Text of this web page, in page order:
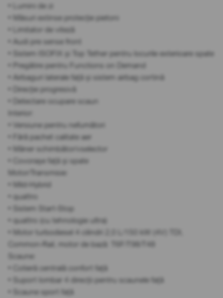
• Lumini de zi
• Măsuri extinse protecție pietoni
• Limitator de viteză
• Audi pre sense front
• Sistem ISOFIX și Top Tether pentru locurile exterioare spate
• Pregătire pentru Functions on Demand
• Airbaguri laterale față și sistem airbag cortină
• Direcție progresivă
• Detectare ocupare scaun
Interior:
• Versiune pentru nefumători
• Fără pachet calitate aer
• Mâner schimbător/vselector
• Covorașe față și spate
Motor/Transmisie:
• Mild-Hybrid
• quattro
• Sistem Start-Stop
• quattro (cu tehnologie ultra)
• Motor turbodiesel 4 cilindri 2,0 L/150 kW (4V) TDI,
Common-Rail, motor de bază: T6F/T98/T48
Scaune:
• Cotieră centrală confort față
• Suport lombar 4 direcții pentru scaunele față
• Scaune sport față